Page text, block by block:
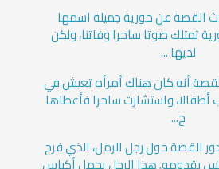
القصة عن حورية جميلة اسمها
تمتلك صوتا ساحرا وفاتنا، ولكن
لديها ...
أنه كان هناك أمرأه تعيش في
أطفالا، واستشارت ساحرا فأعطاها
ح...
القصة حول رجل الرمل، الذي فرح